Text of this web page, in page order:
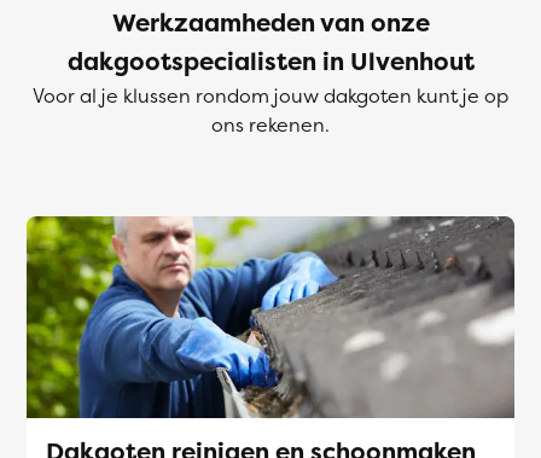
Werkzaamheden van onze
dakgootspecialisten in Ulvenhout
Voor al je klussen rondom jouw dakgoten kunt je op
ons rekenen.
Dakgoten reinigen en schoonmaken